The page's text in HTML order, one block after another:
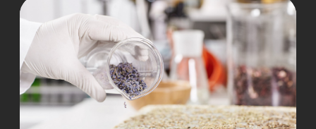
Мы поставляем только проверенные и
сертифицированные решения, которые прошли
многократные испытания и зарекомендовали себя
на предприятиях в сферах скотоводства,
свиноводства , птицеводства и аквакультуры.
Наши преимущества:
Продукция, эффективность которой
подтверждена практикой
Надёжность и стабильность результата при
использовании